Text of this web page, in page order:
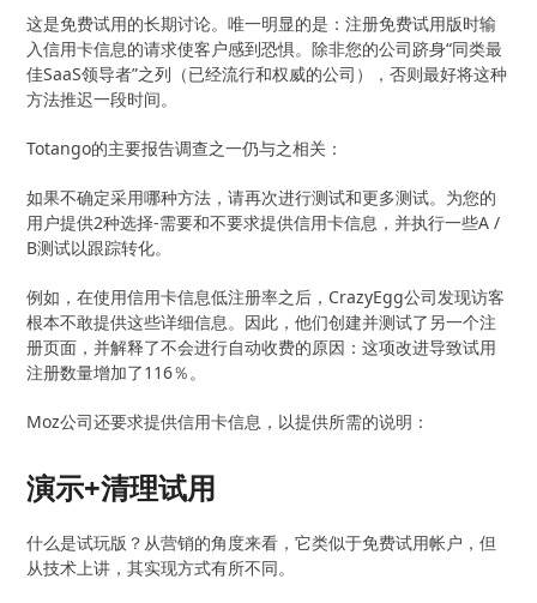
这是免费试用的长期讨论。唯一明显的是：注册免费试用版时输
入信用卡信息的请求使客户感到恐惧。除非您的公司跻身“同类最
佳SaaS领导者”之列（已经流行和权威的公司），否则最好将这种
方法推迟一段时间。
Totango的主要报告调查之一仍与之相关：
如果不确定采用哪种方法，请再次进行测试和更多测试。为您的
用户提供2种选择-需要和不要求提供信用卡信息，并执行一些A /
B测试以跟踪转化。
例如，在使用信用卡信息低注册率之后，CrazyEgg公司发现访客
根本不敢提供这些详细信息。因此，他们创建并测试了另一个注
册页面，并解释了不会进行自动收费的原因：这项改进导致试用
注册数量增加了116％。
Moz公司还要求提供信用卡信息，以提供所需的说明：
演示+清理试用
什么是试玩版？从营销的角度来看，它类似于免费试用帐户，但
从技术上讲，其实现方式有所不同。